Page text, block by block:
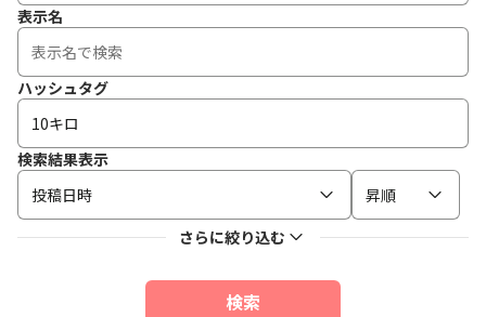
表示名
ハッシュタグ
検索結果表示
投稿日時
昇順
さらに絞り込む
検索